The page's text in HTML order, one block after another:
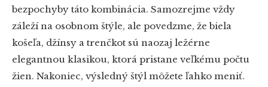
bezpochyby táto kombinácia. Samozrejme vždy
záleží na osobnom štýle, ale povedzme, že biela
košeľa, džínsy a trenčkot sú naozaj ležérne
elegantnou klasikou, ktorá pristane veľkému počtu
žien. Nakoniec, výsledný štýl môžete ľahko meniť.